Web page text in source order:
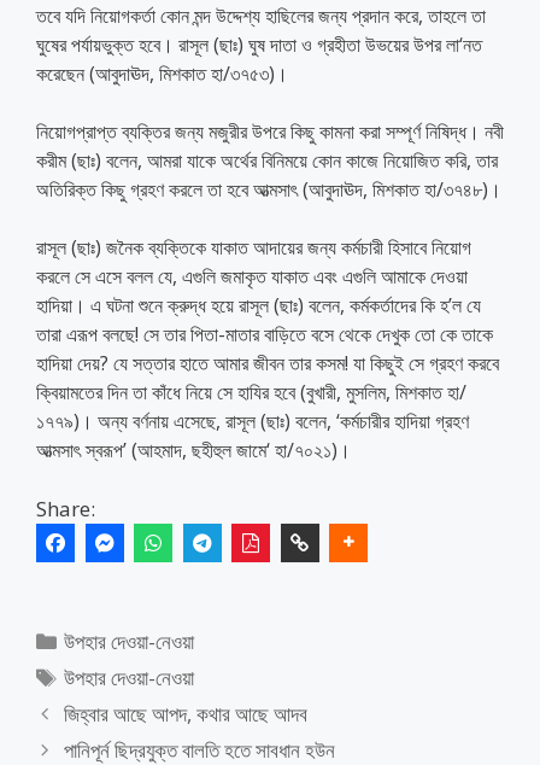
তবে যদি নিয়োগকর্তা কোন মন্দ উদ্দেশ্য হাছিলের জন্য প্রদান করে, তাহলে তা
ঘুষের পর্যায়ভুক্ত হবে। রাসূল (ছাঃ) ঘুষ দাতা ও গ্রহীতা উভয়ের উপর লা‘নত
করেছেন (আবুদাঊদ, মিশকাত হা/৩৭৫৩)।
নিয়োগপ্রাপ্ত ব্যক্তির জন্য মজুরীর উপরে কিছু কামনা করা সম্পূর্ণ নিষিদ্ধ। নবী
করীম (ছাঃ) বলেন, আমরা যাকে অর্থের বিনিময়ে কোন কাজে নিয়োজিত করি, তার
অতিরিক্ত কিছু গ্রহণ করলে তা হবে আত্মসাৎ (আবুদাঊদ, মিশকাত হা/৩৭৪৮)।
রাসূল (ছাঃ) জনৈক ব্যক্তিকে যাকাত আদায়ের জন্য কর্মচারী হিসাবে নিয়োগ
করলে সে এসে বলল যে, এগুলি জমাকৃত যাকাত এবং এগুলি আমাকে দেওয়া
হাদিয়া। এ ঘটনা শুনে ক্রুদ্ধ হয়ে রাসূল (ছাঃ) বলেন, কর্মকর্তাদের কি হ’ল যে
তারা এরূপ বলছে! সে তার পিতা-মাতার বাড়িতে বসে থেকে দেখুক তো কে তাকে
হাদিয়া দেয়? যে সত্তার হাতে আমার জীবন তার কসম! যা কিছুই সে গ্রহণ করবে
ক্বিয়ামতের দিন তা কাঁধে নিয়ে সে হাযির হবে (বুখারী, মুসলিম, মিশকাত হা/
১৭৭৯)। অন্য বর্ণনায় এসেছে, রাসূল (ছাঃ) বলেন, ‘কর্মচারীর হাদিয়া গ্রহণ
আত্মসাৎ স্বরূপ’ (আহমাদ, ছহীহুল জামে‘ হা/৭০২১)।
Share:
Categories
উপহার দেওয়া-নেওয়া
Tags
উপহার দেওয়া-নেওয়া
জিহ্বার আছে আপদ, কথার আছে আদব
পানিপূর্ন ছিদ্রযুক্ত বালতি হতে সাবধান হউন